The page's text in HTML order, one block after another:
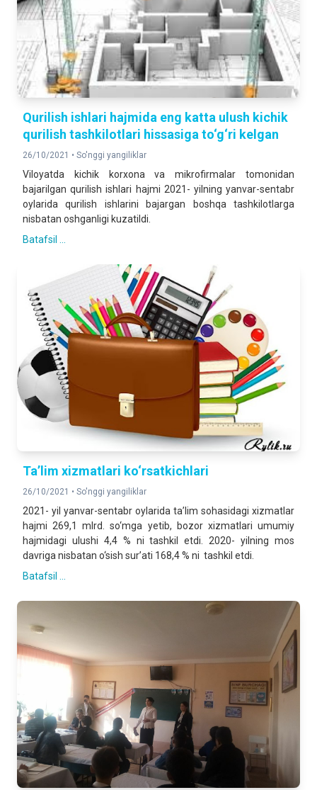
Qurilish ishlari hajmida eng katta ulush kichik
qurilish tashkilotlari hissasiga to‘g‘ri kelgan
26/10/2021 • So'nggi yangiliklar
Viloyatda kichik korxona va mikrofirmalar tomonidan
bajarilgan qurilish ishlari hajmi 2021- yilning yanvar-sentabr
oylarida qurilish ishlarini bajargan boshqa tashkilotlarga
nisbatan oshganligi kuzatildi.
Batafsil ...
Ta’lim xizmatlari ko‘rsatkichlari
26/10/2021 • So'nggi yangiliklar
2021- yil yanvar-sentabr oylarida ta’lim sohasidagi xizmatlar
hajmi 269,1 mlrd. so‘mga yetib, bozor xizmatlari umumiy
hajmidagi ulushi 4,4 % ni tashkil etdi. 2020- yilning mos
davriga nisbatan o‘sish sur’ati 168,4 % ni tashkil etdi.
Batafsil ...